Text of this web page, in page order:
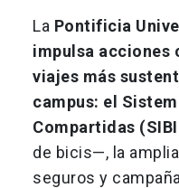
La Pontificia
impulsa
viajes más
campus: el
Compartidas
de bicis—, la
seguros y